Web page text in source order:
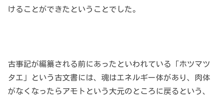
けることができたということでした。
古事記が編纂される前にあったといわれている「ホツマツ
タエ」という古文書には、魂はエネルギー体があり、肉体
がなくなったらアモトという大元のところに戻るという、